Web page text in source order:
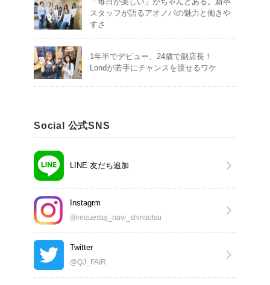
スタッフが語るアオノバの魅力と働きや
すさ
1年半でデビュー、24歳で副店長！
Londが若手にチャンスを渡せるワケ
Social 公式SNS
LINE 友だち追加
Instagrm
@requestqj_navi_shinsotsu
Twitter
@QJ_FAIR